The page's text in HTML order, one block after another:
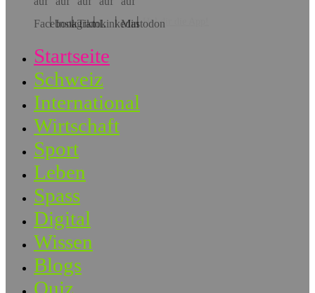
Hol dir die App!
Startseite
Schweiz
International
Wirtschaft
Sport
Leben
Spass
Digital
Wissen
Blogs
Quiz